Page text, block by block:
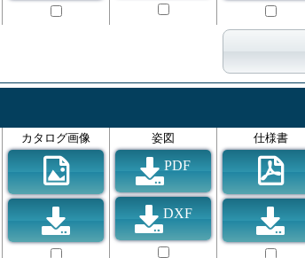
カタログ画像 姿図
PDF
DXF
仕様書